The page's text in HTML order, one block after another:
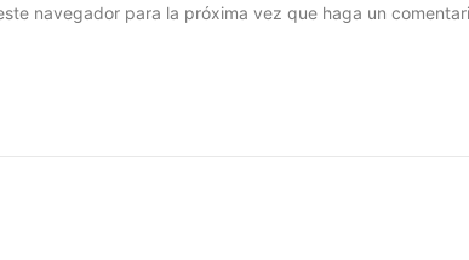
navegador para la próxima vez que haga un